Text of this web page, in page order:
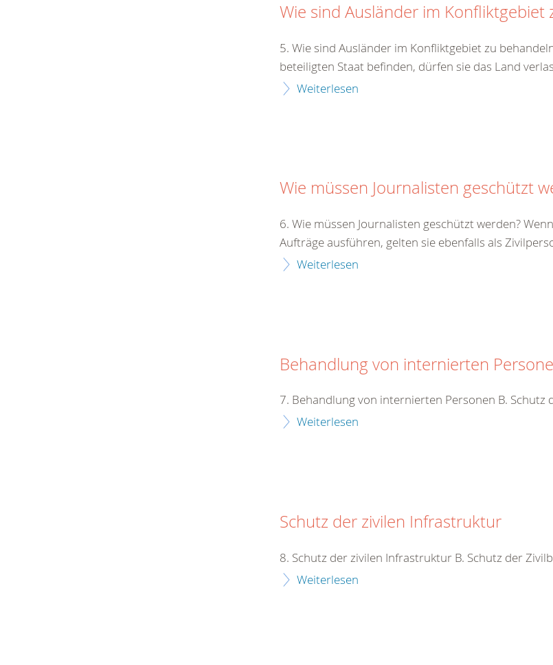
Wie sind Ausländer im Konfliktgebiet
5. Wie sind Ausländer im Konfliktgebiet zu
beteiligten Staat befinden, dürfen sie das Land
Weiterlesen
Wie müssen Journalisten geschützt
6. Wie müssen Journalisten geschützt werden?
Aufträge ausführen, gelten sie ebenfalls als
Weiterlesen
Behandlung von internierten
7. Behandlung von internierten Personen B. Schutz
Weiterlesen
Schutz der zivilen Infrastruktur
8. Schutz der zivilen Infrastruktur B. Schutz der
Weiterlesen